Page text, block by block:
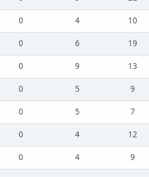
0 4
10
0 6
19
0 9
13
0 5
9
0 5
7
0 4
12
0 4
9